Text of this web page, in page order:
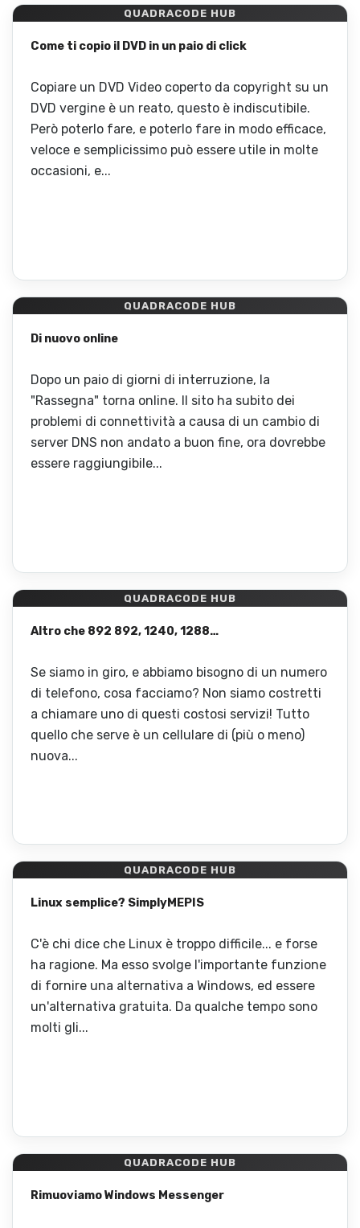
QUADRACODE HUB
Come ti copio il DVD in un paio di click
Copiare un DVD Video coperto da copyright su un
DVD vergine è un reato, questo è indiscutibile.
Però poterlo fare, e poterlo fare in modo efficace,
veloce e semplicissimo può essere utile in molte
occasioni, e...
QUADRACODE HUB
Di nuovo online
Dopo un paio di giorni di interruzione, la
"Rassegna" torna online. Il sito ha subito dei
problemi di connettività a causa di un cambio di
server DNS non andato a buon fine, ora dovrebbe
essere raggiungibile...
QUADRACODE HUB
Altro che 892 892, 1240, 1288…
Se siamo in giro, e abbiamo bisogno di un numero
di telefono, cosa facciamo? Non siamo costretti
a chiamare uno di questi costosi servizi! Tutto
quello che serve è un cellulare di (più o meno)
nuova...
QUADRACODE HUB
Linux semplice? SimplyMEPIS
C'è chi dice che Linux è troppo difficile... e forse
ha ragione. Ma esso svolge l'importante funzione
di fornire una alternativa a Windows, ed essere
un'alternativa gratuita. Da qualche tempo sono
molti gli...
QUADRACODE HUB
Rimuoviamo Windows Messenger